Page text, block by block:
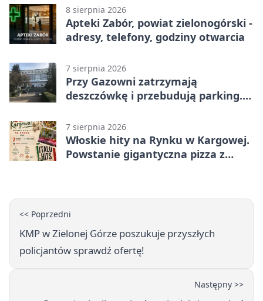
8 sierpnia 2026
Apteki Zabór, powiat zielonogórski -
adresy, telefony, godziny otwarcia
7 sierpnia 2026
Przy Gazowni zatrzymają
deszczówkę i przebudują parking.
7 sierpnia 2026
Włoskie hity na Rynku w Kargowej.
Powstanie gigantyczna pizza z
<< Poprzedni
KMP w Zielonej Górze poszukuje przyszłych
policjantów sprawdź ofertę!
Następny >>